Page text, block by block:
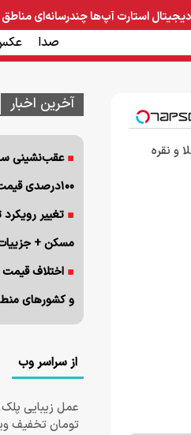
صنایع غذایی و دارویی ساخت
استارت آپ‌هاچندرسانه‌ای
صدا
مناطق
و نقره
آخرین اخبار
عقب‌نشینی
۱۰۰درصدی قیمت مصالح ساختمانی
تغییر
مسکن +
اختلاف قیمت
و کشورهای
از سراسر وب
تومان تخفیف